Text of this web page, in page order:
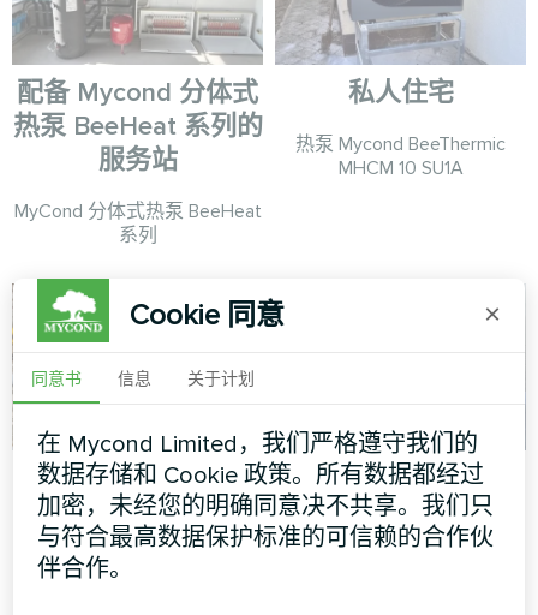
配备 Mycond 分体式
热泵 BeeHeat 系列的
服务站
MyCond 分体式热泵 BeeHeat
系列
私人住宅
热泵 Mycond BeeThermic
MHCM 10 SU1A
婚庆沙龙
分体式热泵 Hevi 系列
商业设施
模块式热泵 MCU 系列
Cookie 同意 ×
同意书 信息 关于计划
在 Mycond Limited，我们严格遵守我们的
数据存储和 Cookie 政策。所有数据都经过
加密，未经您的明确同意决不共享。我们只
与符合最高数据保护标准的可信赖的合作伙
伴合作。